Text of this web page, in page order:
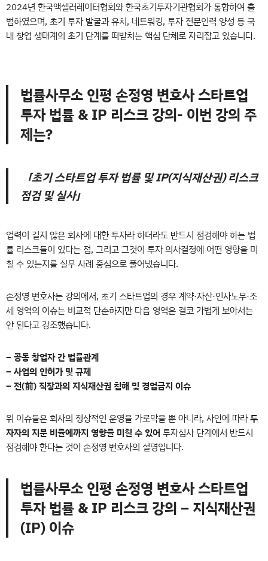
2024년 한국액셀러레이터협회와 한국초기투자기관협회가 통합하여 출
범하였으며, 초기 투자 발굴과 유치, 네트워킹, 투자 전문인력 양성 등 국
내 창업 생태계의 초기 단계를 떠받치는 핵심 단체로 자리잡고 있습니다.
법률사무소 인평 손정영 변호사 스타트업
투자 법률 & IP 리스크 강의- 이번 강의 주
제는?
「초기 스타트업 투자 법률 및 IP(지식재산권) 리스크
점검 및 실사」
업력이 길지 않은 회사에 대한 투자라 하더라도 반드시 점검해야 하는 법
률 리스크들이 있다는 점, 그리고 그것이 투자 의사결정에 어떤 영향을 미
칠 수 있는지를 실무 사례 중심으로 풀어냈습니다.
손정영 변호사는 강의에서, 초기 스타트업의 경우 계약·자산·인사노무·조
세 영역의 이슈는 비교적 단순하지만 다음 영역은 결코 가볍게 보아서는
안 된다고 강조했습니다.
– 공동 창업자 간 법률관계
– 사업의 인허가 및 규제
– 전(前) 직장과의 지식재산권 침해 및 경업금지 이슈
위 이슈들은 회사의 정상적인 운영을 가로막을 뿐 아니라, 사안에 따라투
자자의 지분 비율에까지 영향을 미칠 수 있어 투자심사 단계에서 반드시
점검해야 한다는 것이 손정영 변호사의 설명입니다.
법률사무소 인평 손정영 변호사 스타트업
투자 법률 & IP 리스크 강의 – 지식재산권
(IP) 이슈